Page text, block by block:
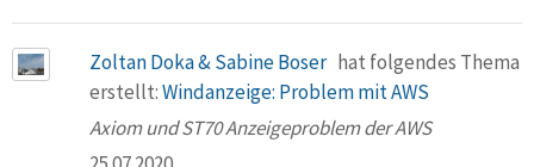
Zoltan Doka & Sabine Boser hat folgendes Thema
erstellt:Windanzeige: Problem mit AWS
Axiom und ST70 Anzeigeproblem der AWS